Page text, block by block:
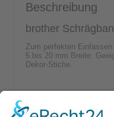
Beschreibung
brother
Zum perfekten
5 bis 20 mm Breite.
Dekor-Stiche.